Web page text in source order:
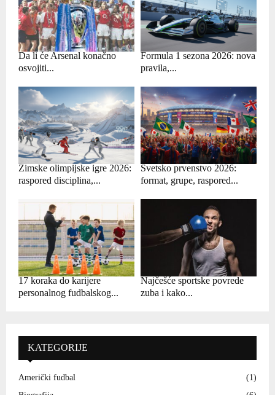
Da li će Arsenal konačno
osvojiti...
Formula 1 sezona 2026: nova
pravila,...
Zimske olimpijske igre 2026:
raspored disciplina,...
Svetsko prvenstvo 2026:
format, grupe, raspored...
17 koraka do karijere
personalnog fudbalskog...
Najčešće sportske povrede
zuba i kako...
KATEGORIJE
Američki fudbal
(1)